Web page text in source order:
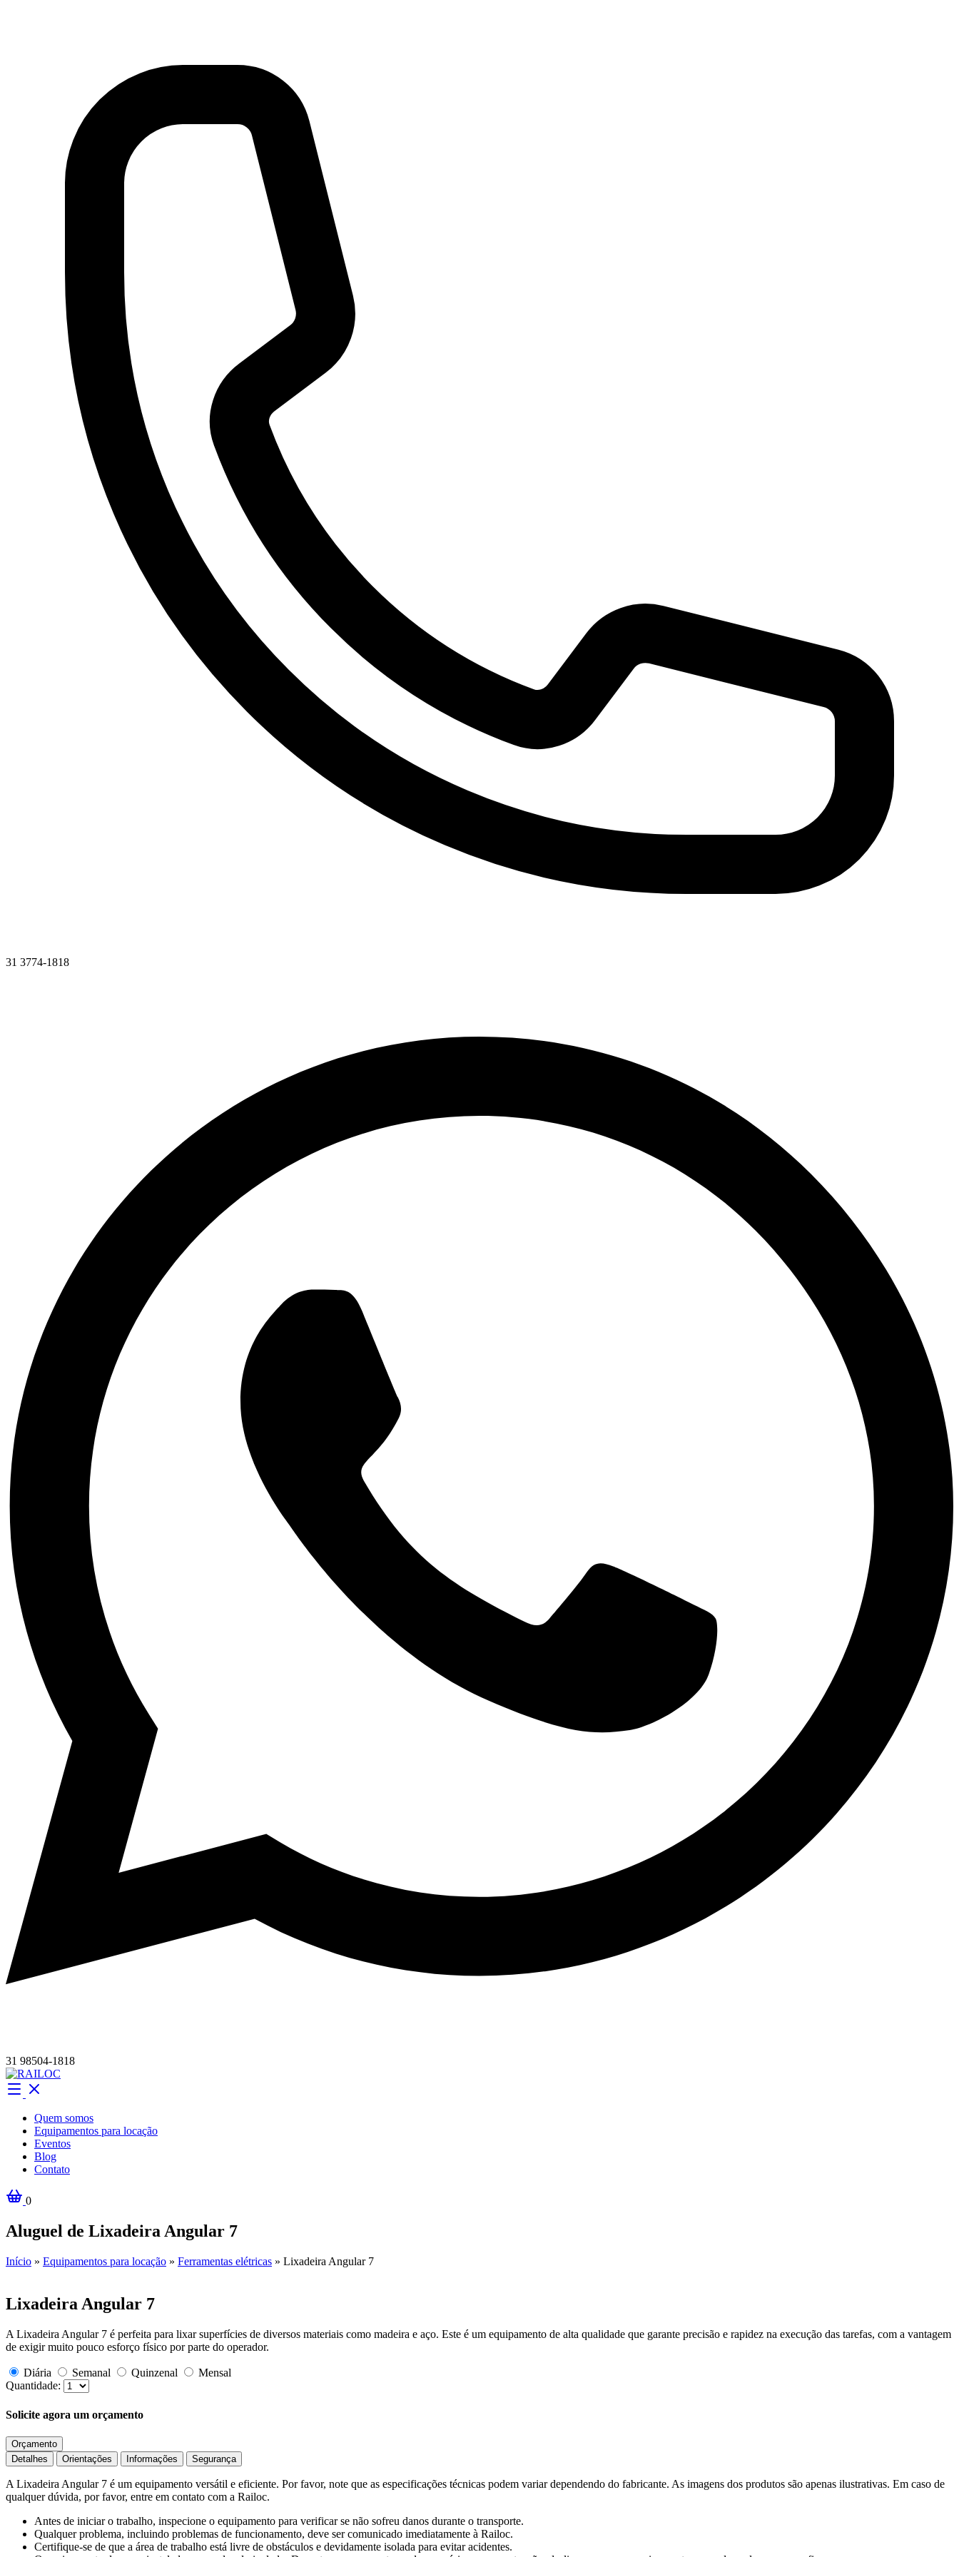
31 3774-1818
31 98504-1818
Quem somos
Equipamentos para locação
Eventos
Blog
Contato
0
Aluguel de Lixadeira Angular 7
Início » Equipamentos para locação » Ferramentas elétricas » Lixadeira Angular 7
Lixadeira Angular 7
A Lixadeira Angular 7 é perfeita para lixar superfícies de diversos materiais como madeira e aço. Este é um equipamento de alta qualidade que garante precisão e rapidez na execução das tarefas, com a vantagem
de exigir muito pouco esforço físico por parte do operador.
Diária Semanal Quinzenal
Mensal
Quantidade:
Solicite agora um orçamento
Orçamento
Detalhes
Orientações Informações Segurança
A Lixadeira Angular 7 é um equipamento versátil e eficiente. Por favor, note que as especificações técnicas podem variar dependendo do fabricante. As imagens dos produtos são apenas ilustrativas. Em caso de
qualquer dúvida, por favor, entre em contato com a Railoc.
Antes de iniciar o trabalho, inspecione o equipamento para verificar se não sofreu danos durante o transporte.
Qualquer problema, incluindo problemas de funcionamento, deve ser comunicado imediatamente à Railoc.
Certifique-se de que a área de trabalho está livre de obstáculos e devidamente isolada para evitar acidentes.